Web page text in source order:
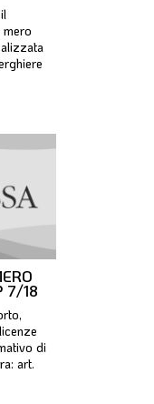
mero
7/18
di
art.